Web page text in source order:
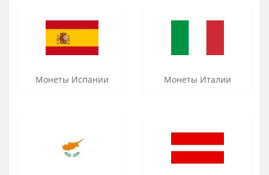
Монеты Испании Монеты Италии